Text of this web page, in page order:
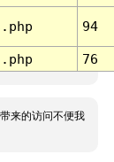
94
76
来的访问不便我